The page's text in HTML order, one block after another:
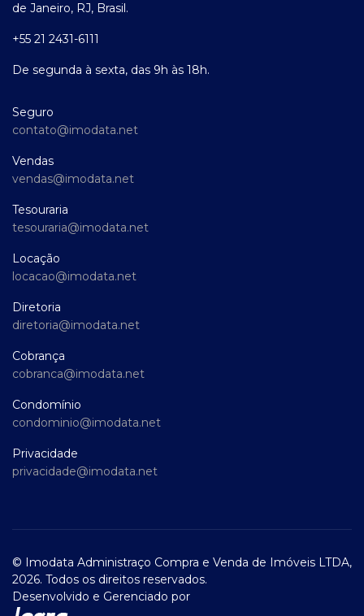
de Janeiro, RJ, Brasil.
+55 21 2431-6111
De segunda à sexta, das 9h às 18h.
Seguro
contato@imodata.net
Vendas
vendas@imodata.net
Tesouraria
tesouraria@imodata.net
Locação
locacao@imodata.net
Diretoria
diretoria@imodata.net
Cobrança
cobranca@imodata.net
Condomínio
condominio@imodata.net
Privacidade
privacidade@imodata.net
© Imodata Administraço Compra e Venda de Imóveis LTDA,
2026. Todos os direitos reservados.
Desenvolvido e Gerenciado por